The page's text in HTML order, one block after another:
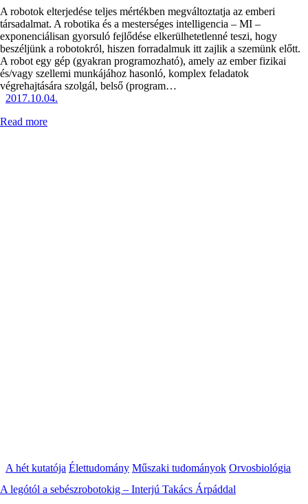
A robotok elterjedése teljes mértékben megváltoztatja az emberi
társadalmat. A robotika és a mesterséges intelligencia – MI –
exponenciálisan gyorsuló fejlődése elkerülhetetlenné teszi, hogy
beszéljünk a robotokról, hiszen forradalmuk itt zajlik a szemünk előtt.
A robot egy gép (gyakran programozható), amely az ember fizikai
és/vagy szellemi munkájához hasonló, komplex feladatok
végrehajtására szolgál, belső (program…
2017.10.04.
Read more
A hét kutatója Élettudomány Műszaki tudományok Orvosbiológia
A legótól a sebészrobotokig – Interjú Takács Árpáddal